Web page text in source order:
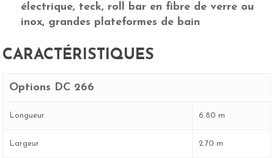
électrique, teck, roll bar en fibre de verre ou
inox, grandes plateformes de bain
CARACTÉRISTIQUES
Options DC 266
Longueur 6.80 m
Largeur 2.70 m